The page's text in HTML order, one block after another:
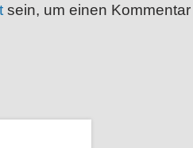
sein, um einen